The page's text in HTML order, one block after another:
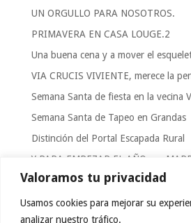
Valoramos tu privacidad
Usamos cookies para mejorar su
analizar nuestro tráfico.
UN ORGULLO PARA NOSOTROS.
PRIMAVERA EN CASA LOUGE.2
Una buena cena y a mover el
VIA CRUCIS VIVIENTE, merece la
Semana Santa de fiesta en la vecina
Semana Santa de Tapeo en Grandas
Distinción del Portal Escapada Rural
Y PARA EMPEZAR EL
FOTOGRAFIAS DE CASA LOUGE.2 Y
Categorías